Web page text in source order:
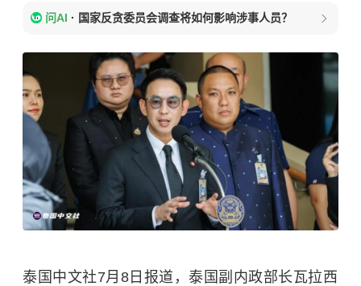
问AI · 国家反贪委员会调查将如何影响涉事人员？
泰国中文社7月8日报道，泰国副内政部长瓦拉西